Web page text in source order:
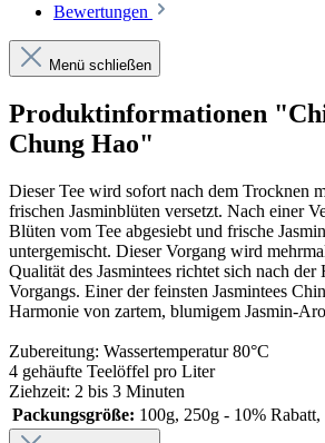
Bewertungen
Menü schließen
Produktinformationen
Chung Hao"
Dieser Tee wird sofort nach dem Trocknen
frischen Jasminblüten versetzt. Nach einer
Blüten vom Tee abgesiebt und frische
untergemischt. Dieser Vorgang wird
Qualität des Jasmintees richtet sich nach der
Vorgangs. Einer der feinsten Jasmintees
Harmonie von zartem, blumigem Jasmin-
Zubereitung: Wassertemperatur 80°C
4 gehäufte Teelöffel pro Liter
Ziehzeit: 2 bis 3 Minuten
Packungsgröße: 100g, 250g - 10%